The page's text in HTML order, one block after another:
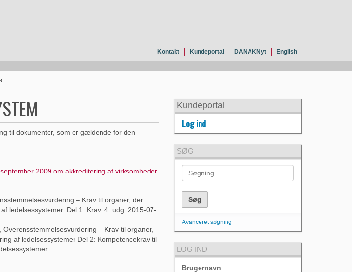
Kontakt Kundeportal DANAKNyt English
til dokumenter, som er gældende for den
2009 om akkreditering af virksomheder.
– Krav til organer, der
ledelsessystemer. Del 1: Krav. 4. udg. 2015-07-
Overensstemmelsesvurdering – Krav til organer,
af ledelsessystemer Del 2: Kompetencekrav til
Kundeportal
Log ind
SØG
Avanceret søgning
LOG IND
Brugernavn